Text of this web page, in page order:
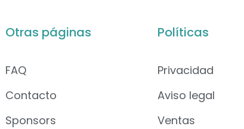
Otras páginas
FAQ
Contacto
Sponsors
Políticas
Privacidad
Aviso legal
Ventas